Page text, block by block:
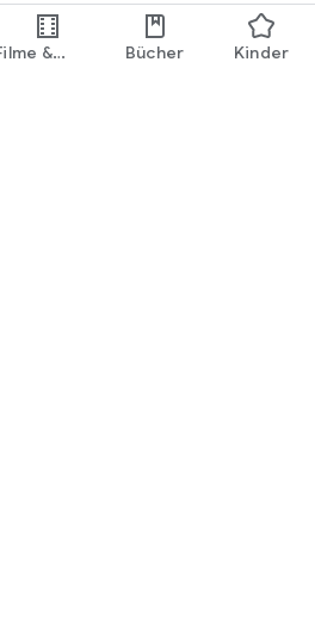
&
Bücher Kinder